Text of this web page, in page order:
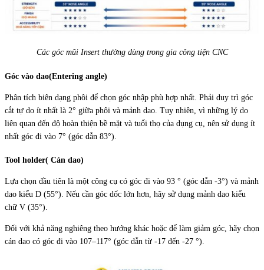
Các góc mũi Insert thường dùng trong gia công tiện CNC
Góc vào dao(Entering angle)
Phân tích biên dạng phôi để chọn góc nhập phù hợp nhất. Phải duy trì góc
cắt tự do ít nhất là 2° giữa phôi và mảnh dao. Tuy nhiên, vì những lý do
liên quan đến độ hoàn thiện bề mặt và tuổi thọ của dụng cụ, nên sử dụng ít
nhất góc đi vào 7° (góc dẫn 83°).
Tool holder( Cán dao)
Lựa chọn đầu tiên là một công cụ có góc đi vào 93 ° (góc dẫn -3°) và mảnh
dao kiểu D (55°). Nếu cần góc dốc lớn hơn, hãy sử dụng mảnh dao kiểu
chữ V (35°).
Đối với khả năng nghiêng theo hướng khác hoặc để làm giảm góc, hãy chọn
cán dao có góc đi vào 107–117° (góc dẫn từ -17 đến -27 °).